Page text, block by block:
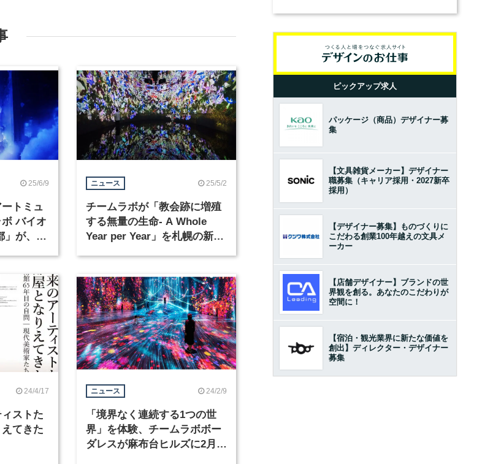
25/6/9
トミュ
バイオ
が、
ニュース 25/5/2
チームラボが「教会跡に増殖
する無量の生命- A Whole
Year per Year」を札幌の新美
24/4/17
ストた
てきた
ニュース 24/2/9
「境界なく連続する1つの世
界」を体験、チームラボボー
ダレスが麻布台ヒルズに2月9
ピックアップ求人
パッケージ（商品）デザイナー募
集
【文具雑貨メーカー】デザイナー
職募集（キャリア採用・2027新卒
採用）
【デザイナー募集】ものづくりに
こだわる創業100年越えの文具メ
ーカー
【店舗デザイナー】ブランドの世
界観を創る。あなたのこだわりが
空間に！
【宿泊・観光業界に新たな価値を
創出】ディレクター・デザイナー
募集